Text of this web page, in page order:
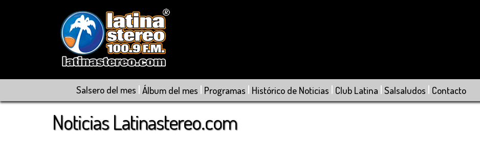
Salsero del mes | Álbum del mes | Programas | Histórico de Noticias | Club Latina | Salsaludos | Contacto
Noticias Latinastereo.com